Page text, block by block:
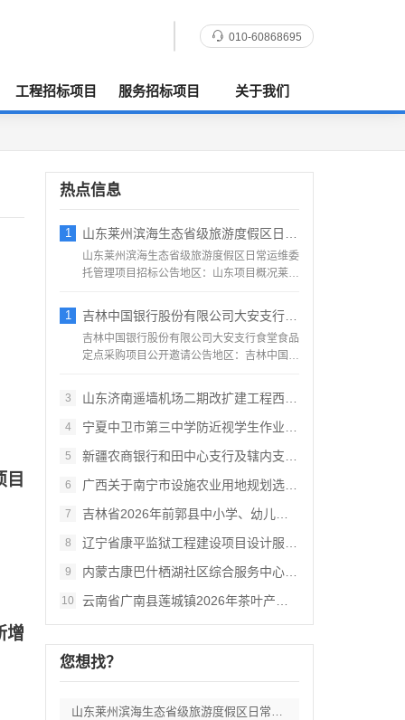
010-60868695
工程招标项目 服务招标项目 关于我们
增
热点信息
1 山东莱州滨海生态省级旅游度假区日常运维委
山东莱州滨海生态省级旅游度假区日常运维委
托管理项目招标公告地区：山东项目概况莱州
1 吉林中国银行股份有限公司大安支行食堂食品
吉林中国银行股份有限公司大安支行食堂食品
定点采购项目公开邀请公告地区：吉林中国银
3
山东济南遥墙机场二期改扩建工程西飞行区场
4 宁夏中卫市第三中学防近视学生作业本采购项
5 新疆农商银行和田中心支行及辖内支行职工体
6 广西关于南宁市设施农业用地规划选址审查数
7 吉林省2026年前郭县中小学、幼儿园食堂
8 辽宁省康平监狱工程建设项目设计服务供应商
9 内蒙古康巴什栖湖社区综合服务中心--外立
10 云南省广南县莲城镇2026年茶叶产业提质
您想找？
山东莱州滨海生态省级旅游度假区日常运维委